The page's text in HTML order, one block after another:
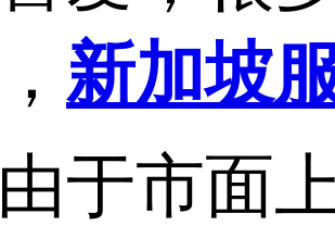
新加坡
市面上